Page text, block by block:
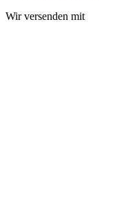
Wir versenden mit